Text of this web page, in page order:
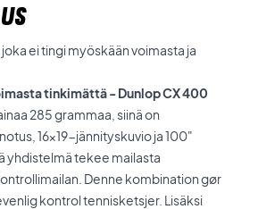
ei tingi myöskään voimasta ja
tinkimättä - Dunlop CX 400
285 grammaa, siinä on
16x19-jännityskuvio ja 100"
yhdistelmä tekee mailasta
Denne kombination gør
kontrol tennisketsjer. Lisäksi